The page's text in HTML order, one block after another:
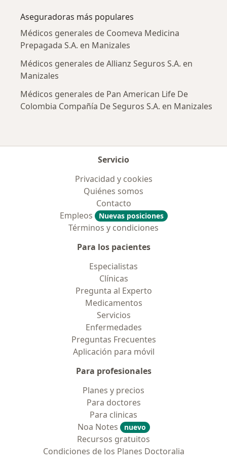
Aseguradoras más populares
Médicos generales de Coomeva Medicina
Prepagada S.A. en Manizales
Médicos generales de Allianz Seguros S.A. en
Manizales
Médicos generales de Pan American Life De
Colombia Compañía De Seguros S.A. en Manizales
Servicio
Privacidad y cookies
Quiénes somos
Contacto
Empleos
Nuevas posiciones
Términos y condiciones
Para los pacientes
Especialistas
Clínicas
Pregunta al Experto
Medicamentos
Servicios
Enfermedades
Preguntas Frecuentes
Aplicación para móvil
Para profesionales
Planes y precios
Para doctores
Para clinicas
Noa Notes
nuevo
Recursos gratuitos
Condiciones de los Planes Doctoralia